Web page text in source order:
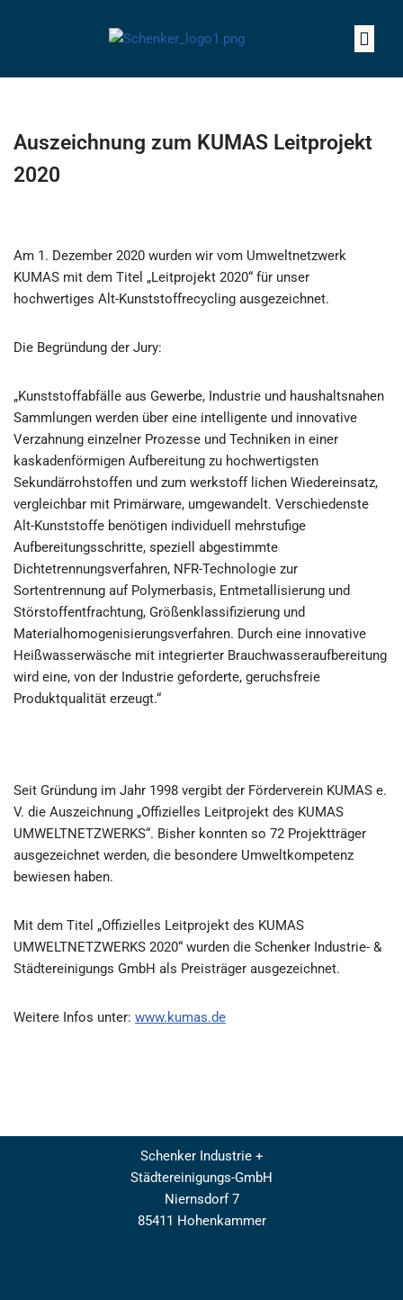
n
a
p
r
i
g
n
Auszeichnung zum KUMAS Leitprojekt
2020
Am 1. Dezember 2020 wurden wir vom Umweltnetzwerk
KUMAS mit dem Titel „Leitprojekt 2020“ für unser
hochwertiges Alt-Kunststoffrecycling ausgezeichnet.
Die Begründung der Jury:
„Kunststoffabfälle aus Gewerbe, Industrie und haushaltsnahen
Sammlungen werden über eine intelligente und innovative
Verzahnung einzelner Prozesse und Techniken in einer
kaskadenförmigen Aufbereitung zu hochwertigsten
Sekundärrohstoffen und zum werkstoff lichen Wiedereinsatz,
vergleichbar mit Primärware, umgewandelt. Verschiedenste
Alt-Kunststoffe benötigen individuell mehrstufige
Aufbereitungsschritte, speziell abgestimmte
Dichtetrennungsverfahren, NFR-Technologie zur
Sortentrennung auf Polymerbasis, Entmetallisierung und
Störstoffentfrachtung, Größenklassifizierung und
Materialhomogenisierungsverfahren. Durch eine innovative
Heißwasserwäsche mit integrierter Brauchwasseraufbereitung
wird eine, von der Industrie geforderte, geruchsfreie
Produktqualität erzeugt.“
Seit Gründung im Jahr 1998 vergibt der Förderverein KUMAS e.
V. die Auszeichnung „Offizielles Leitprojekt des KUMAS
UMWELTNETZWERKS“. Bisher konnten so 72 Projektträger
ausgezeichnet werden, die besondere Umweltkompetenz
bewiesen haben.
Mit dem Titel „Offizielles Leitprojekt des KUMAS
UMWELTNETZWERKS 2020“ wurden die Schenker Industrie- &
Städtereinigungs GmbH als Preisträger ausgezeichnet.
Weitere Infos unter: www.kumas.de
Schenker Industrie +
Städtereinigungs-GmbH
Niernsdorf 7
85411 Hohenkammer